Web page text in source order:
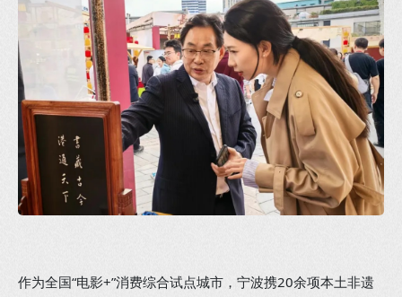
作为全国“电影+”消费综合试点城市，宁波携20余项本土非遗